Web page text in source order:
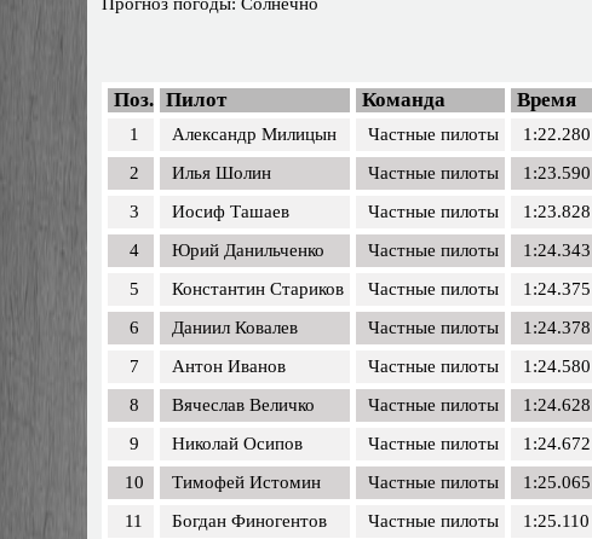
Поз. Пилот Команда Время
1 Александр Милицын Частные пилоты
1:22.280
2
Илья Шолин Частные пилоты
1:23.590
3
Иосиф Ташаев Частные пилоты
1:23.828
4
Юрий Данильченко Частные пилоты
1:24.343
5
Константин Стариков Частные пилоты
1:24.375
6
Даниил Ковалев Частные пилоты
1:24.378
7
Антон Иванов Частные пилоты
1:24.580
8
Вячеслав Величко Частные пилоты
1:24.628
9
Николай Осипов Частные пилоты
1:24.672
10
Тимофей Истомин Частные пилоты
1:25.065
11
Богдан Финогентов Частные пилоты
1:25.110